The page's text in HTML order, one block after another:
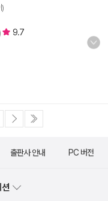
)
9.7
출판사 안내 PC 버전